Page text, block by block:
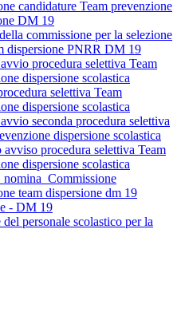
candidature Team prevenzione
DM 19
commissione per la selezione
dispersione PNRR DM 19
procedura selettiva Team
dispersione scolastica
selettiva Team
dispersione scolastica
seconda procedura selettiva
dispersione scolastica
avviso procedura selettiva Team
dispersione scolastica
team dispersione dm 19
- DM 19
personale scolastico per la